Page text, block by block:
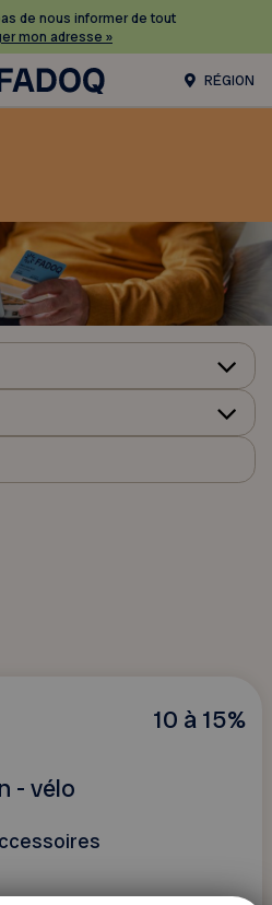
de nous informer de tout
mon adresse »
RÉGION
10 à 15%
- vélo